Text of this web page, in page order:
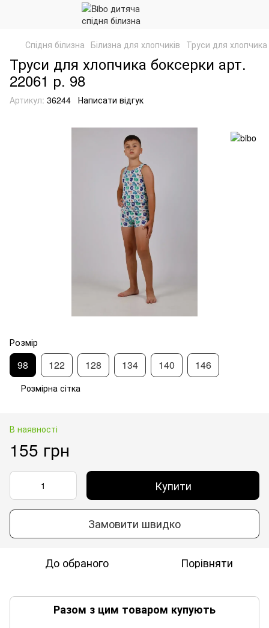
Спідня білизна Білизна для хлопчиків Труси для
Труси для хлопчика боксерки арт.
22061 р. 98
Артикул: 36244 Написати відгук
Розмір
98 122 128 134 140 146
Розмірна сітка
В наявності
155 грн
Купити
Замовити швидко
До обраного Порівняти
Разом з цим товаром купують